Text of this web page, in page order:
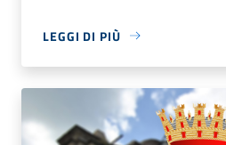
LEGGI DI PIÙ